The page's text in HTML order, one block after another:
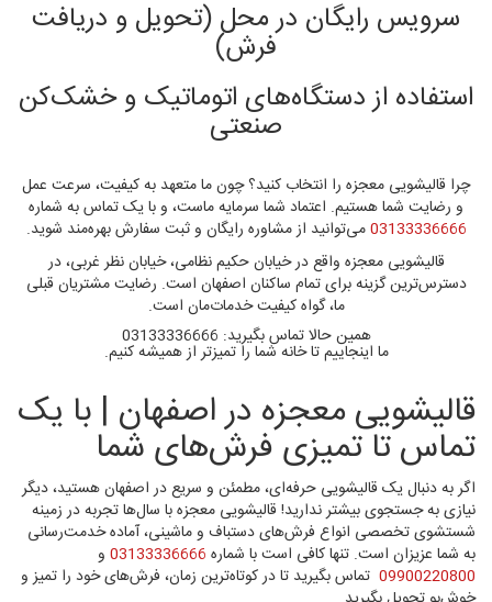
سرویس رایگان در محل (تحویل و دریافت
فرش)
استفاده از دستگاه‌های اتوماتیک و خشک‌کن
صنعتی
چرا قالیشویی معجزه را انتخاب کنید؟ چون ما متعهد به کیفیت، سرعت عمل
و رضایت شما هستیم. اعتماد شما سرمایه ماست، و با یک تماس به شماره
03133336666می‌توانید از مشاوره رایگان و ثبت سفارش بهره‌مند شوید.
قالیشویی معجزه واقع در خیابان حکیم نظامی، خیابان نظر غربی، در
دسترس‌ترین گزینه برای تمام ساکنان اصفهان است. رضایت مشتریان قبلی
ما، گواه کیفیت خدمات‌مان است.
همین حالا تماس بگیرید: 03133336666
ما اینجاییم تا خانه شما را تمیزتر از همیشه کنیم.
قالیشویی معجزه در اصفهان | با یک
تماس تا تمیزی فرش‌های شما
اگر به دنبال یک قالیشویی حرفه‌ای، مطمئن و سریع در اصفهان هستید، دیگر
نیازی به جستجوی بیشتر ندارید! قالیشویی معجزه با سال‌ها تجربه در زمینه
شستشوی تخصصی انواع فرش‌های دستباف و ماشینی، آماده خدمت‌رسانی
به شما عزیزان است. تنها کافی است با شماره 03133336666 و
09900220800 تماس بگیرید تا در کوتاه‌ترین زمان، فرش‌های خود را تمیز و